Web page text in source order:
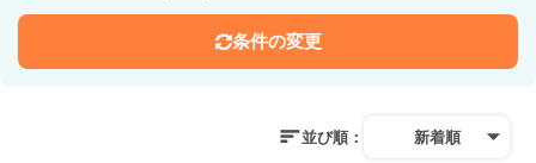
条件の変更
並び順： 新着順